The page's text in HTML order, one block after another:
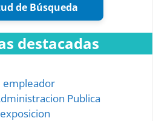
de Búsqueda
destacadas
empleador
Publica